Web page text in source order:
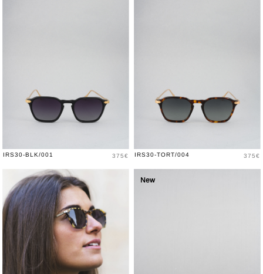
IRS30-BLK/001 Price
375€ IRS30-TORT/004 Price
375€
New